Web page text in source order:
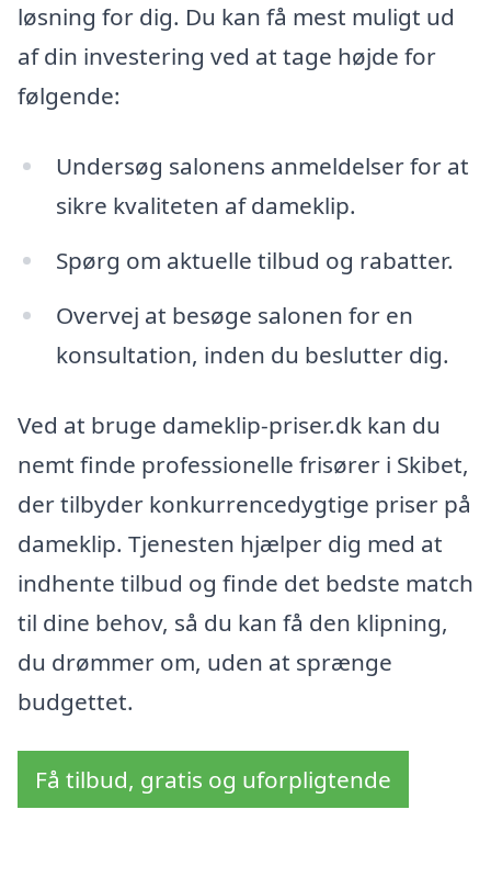
løsning for dig. Du kan få mest muligt ud
af din investering ved at tage højde for
følgende:
Undersøg salonens anmeldelser for at
sikre kvaliteten af dameklip.
Spørg om aktuelle tilbud og rabatter.
Overvej at besøge salonen for en
konsultation, inden du beslutter dig.
Ved at bruge dameklip-priser.dk kan du
nemt finde professionelle frisører i Skibet,
der tilbyder konkurrencedygtige priser på
dameklip. Tjenesten hjælper dig med at
indhente tilbud og finde det bedste match
til dine behov, så du kan få den klipning,
du drømmer om, uden at sprænge
budgettet.
Få tilbud, gratis og uforpligtende